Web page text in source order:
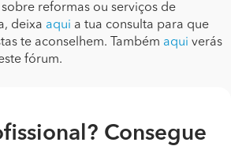
reformas ou serviços de
deixa aqui a tua consulta para que
te aconselhem. Também aqui verás
fórum.
Consegue